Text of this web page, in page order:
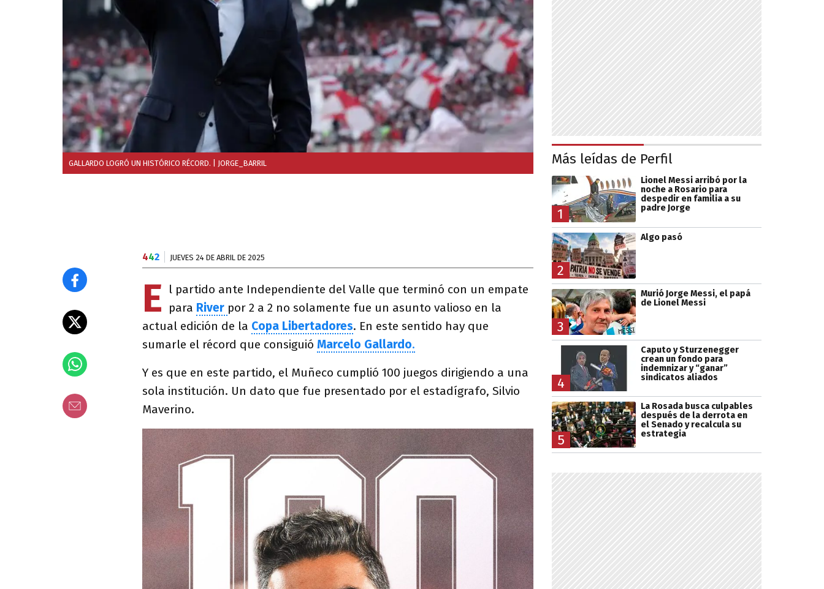
GALLARDO LOGRÓ UN HISTÓRICO RÉCORD. | JORGE_BARRIL
442 JUEVES 24 DE ABRIL DE 2025
E
l partido ante Independiente del Valle que terminó con un empate
para River por 2 a 2 no solamente fue un asunto valioso en la
actual edición de la Copa Libertadores. En este sentido hay que
sumarle el récord que consiguió Marcelo Gallardo.
Y es que en este partido, el Muñeco cumplió 100 juegos dirigiendo a una
sola institución. Un dato que fue presentado por el estadígrafo, Silvio
Maverino.
Más leídas de Perfil
1
Lionel Messi arribó por la
noche a Rosario para
despedir en familia a su
padre Jorge
2
Algo pasó
3
Murió Jorge Messi, el papá
de Lionel Messi
4
Caputo y Sturzenegger
crean un fondo para
indemnizar y “ganar”
sindicatos aliados
5
La Rosada busca culpables
después de la derrota en
el Senado y recalcula su
estrategia